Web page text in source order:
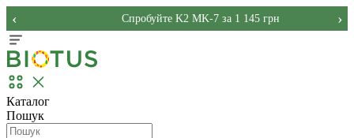
Спробуйте K2 MK-7 за 1 145 грн
‹ ›
Каталог
Пошук